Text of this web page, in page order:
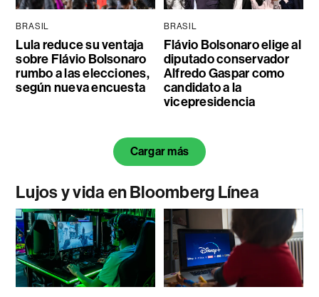
BRASIL
Lula reduce su ventaja
sobre Flávio Bolsonaro
rumbo a las elecciones,
según nueva encuesta
BRASIL
Flávio Bolsonaro elige al
diputado conservador
Alfredo Gaspar como
candidato a la
vicepresidencia
Cargar más
Lujos y vida en Bloomberg Línea